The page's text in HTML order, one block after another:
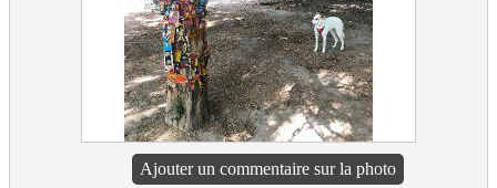
Ajouter un commentaire sur la photo